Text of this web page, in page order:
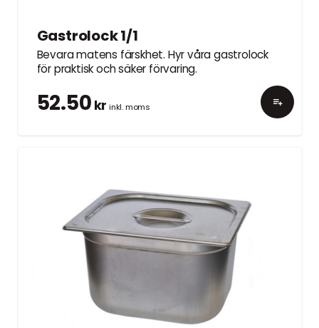
Gastrolock 1/1
Bevara matens färskhet. Hyr våra gastrolock
för praktisk och säker förvaring.
52.50 kr inkl. moms